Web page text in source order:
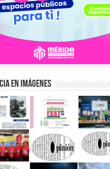
en Imágenes